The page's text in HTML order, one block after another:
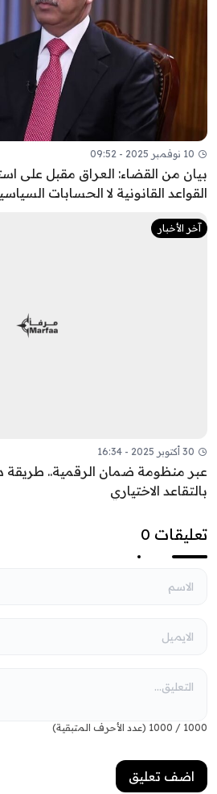
10 نوفمبر 2025 - 09:52
بيان من القضاء: العراق مقبل على
القواعد القانونية لا الحسابات
آخر الأخبار
30 أكتوبر 2025 - 16:34
عبر منظومة ضمان الرقمية.. طريقة
بالتقاعد الاختياري
تعليقات 0
1000
/
1000 (عدد الأحرف المتبقية)